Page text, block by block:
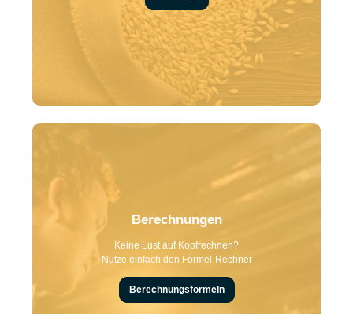
Berechnungen
Keine Lust auf Kopfrechnen?
Nutze einfach den Formel-Rechner
Berechnungsformeln